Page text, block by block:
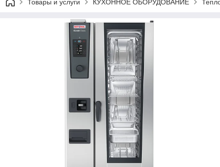
Товары и услуги КУХОННОЕ ОБОРУДОВАНИЕ